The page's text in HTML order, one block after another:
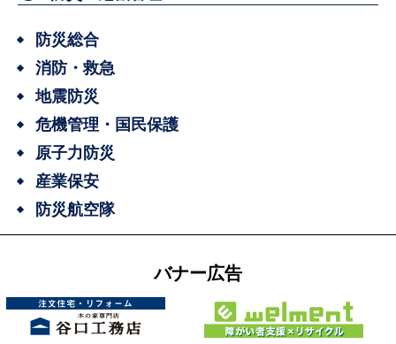
防災総合
消防・救急
地震防災
危機管理・国民保護
原子力防災
産業保安
防災航空隊
バナー広告